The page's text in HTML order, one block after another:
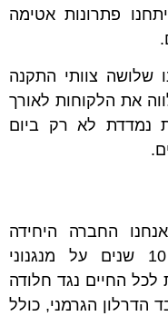
פתרונות אטימה
הקמנו שלושה צוותי התקנה
את הלקוחות לאורך
נמדדת לא רק ביום
אנחנו החברה היחידה
בישראל שנותנת אחריות של 10 שנים על מנגנוני
לכל החיים נגד חלודה
על בד הדרלון הגרמני, כולל